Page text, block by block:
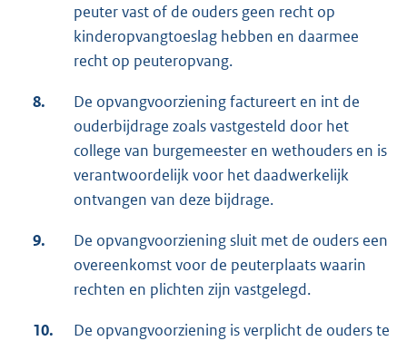
peuter vast of de ouders geen recht op
kinderopvangtoeslag hebben en daarmee
recht op peuteropvang.
8.
De opvangvoorziening factureert en int de
ouderbijdrage zoals vastgesteld door het
college van burgemeester en wethouders en is
verantwoordelijk voor het daadwerkelijk
ontvangen van deze bijdrage.
9.
De opvangvoorziening sluit met de ouders een
overeenkomst voor de peuterplaats waarin
rechten en plichten zijn vastgelegd.
10.
De opvangvoorziening is verplicht de ouders te